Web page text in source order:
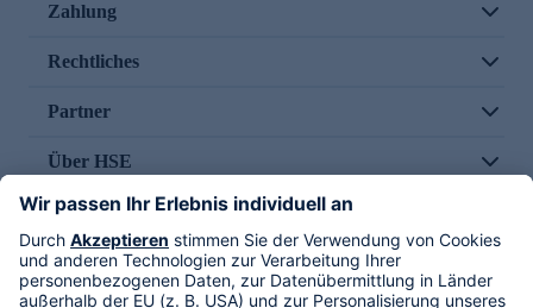
Zahlung
Rechtliches
Partner
Über HSE
Im TV
HSE International